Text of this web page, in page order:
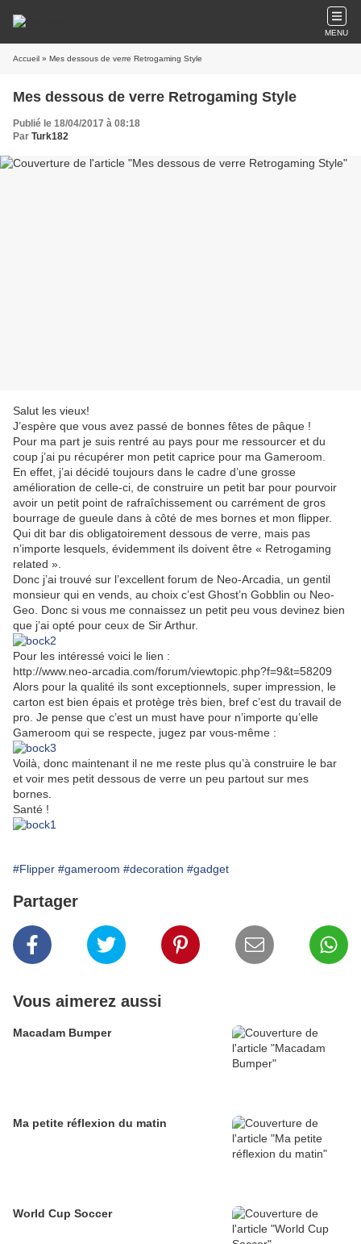
MENU
Accueil » Mes dessous de verre Retrogaming Style
Mes dessous de verre Retrogaming Style
Publié le 18/04/2017 à 08:18
Par Turk182
Salut les vieux!
J’espère que vous avez passé de bonnes fêtes de pâque !
Pour ma part je suis rentré au pays pour me ressourcer et du
coup j’ai pu récupérer mon petit caprice pour ma Gameroom.
En effet, j’ai décidé toujours dans le cadre d’une grosse
amélioration de celle-ci, de construire un petit bar pour pourvoir
avoir un petit point de rafraîchissement ou carrément de gros
bourrage de gueule dans à côté de mes bornes et mon flipper.
Qui dit bar dis obligatoirement dessous de verre, mais pas
n’importe lesquels, évidemment ils doivent être « Retrogaming
related ».
Donc j’ai trouvé sur l’excellent forum de Neo-Arcadia, un gentil
monsieur qui en vends, au choix c’est Ghost’n Gobblin ou Neo-
Geo. Donc si vous me connaissez un petit peu vous devinez bien
que j’ai opté pour ceux de Sir Arthur.
Pour les intéressé voici le lien :
http://www.neo-arcadia.com/forum/viewtopic.php?f=9&t=58209
Alors pour la qualité ils sont exceptionnels, super impression, le
carton est bien épais et protège très bien, bref c’est du travail de
pro. Je pense que c’est un must have pour n’importe qu’elle
Gameroom qui se respecte, jugez par vous-même :
Voilà, donc maintenant il ne me reste plus qu’à construire le bar
et voir mes petit dessous de verre un peu partout sur mes
bornes.
Santé !
#Flipper #gameroom #decoration #gadget
Partager
Vous aimerez aussi
Macadam Bumper
Ma petite réflexion du matin
World Cup Soccer